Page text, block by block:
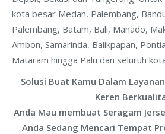
kota besar Medan, Palembang,
Palembang, Batam, Bali, Manado,
Ambon, Samarinda, Balikpapan,
Mataram hingga Palu dan seluruh
Solusi Buat Kamu Dalam
Keren
Anda Mau membuat Seragam
Anda Sedang Mencari Tempat